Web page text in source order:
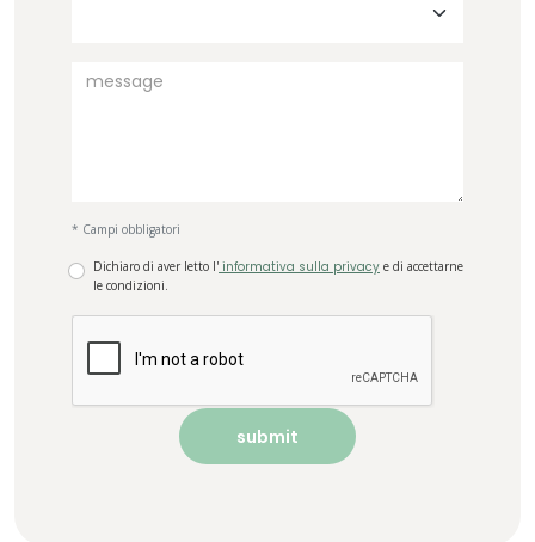
* Campi obbligatori
Dichiaro di aver letto l' informativa sulla privacy e di accettarne
le condizioni.